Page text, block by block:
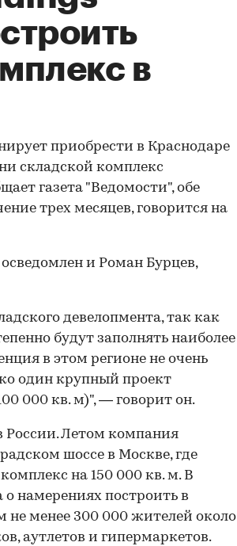
в
приобрести в Краснодаре
складской комплекс
газета "Ведомости", обе
трех месяцев, говорится на
и Роман Бурцев,
девелопмента, так как
будут заполнять наиболее
в этом регионе не очень
один крупный проект
000 кв. м)", — говорит он.
России. Летом компания
шоссе в Москве, где
на 150 000 кв. м. В
намерениях построить в
не менее 300 000 жителей около
аутлетов и гипермаркетов.